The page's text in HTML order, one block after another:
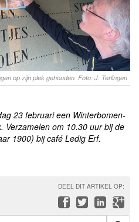
op zijn plek gehouden. Foto: J. Terlingen
23 februari een Winterbomen-
Verzamelen om 10.30 uur bij de
1900) bij café Ledig Erf.
DEEL DIT ARTIKEL OP: